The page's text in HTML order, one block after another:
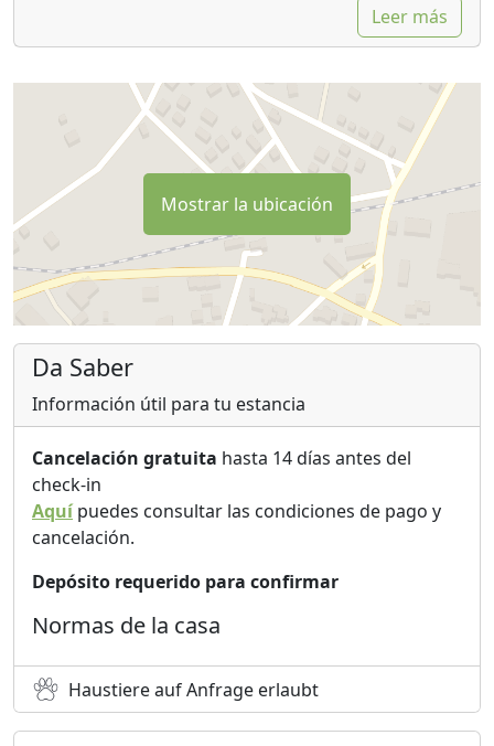
Posibilidad de alquilar bicicletas en las inmediaciones.
Pensemos que estamos en campo abierto, habitado
también por insectos inofensivos y gatos que podrían
entrar en casa.
Leer más
Mostrar la ubicación
Da Saber
Información útil para tu estancia
Cancelación gratuita hasta 14 días antes del
check-in
Aquípuedes consultar las condiciones de pago y
cancelación.
Depósito requerido para confirmar
Normas de la casa
Haustiere auf Anfrage erlaubt